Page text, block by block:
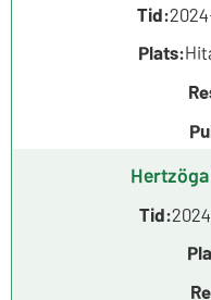
Tid:
Plats:
Tid: